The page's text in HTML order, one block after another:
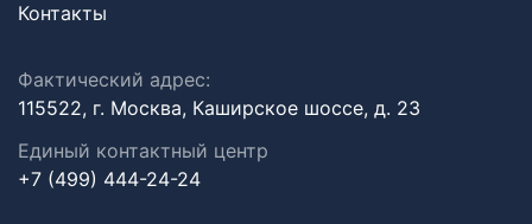
Контакты
Фактический адрес:
115522, г. Москва, Каширское шоссе, д. 23
Единый контактный центр
+7 (499) 444-24-24